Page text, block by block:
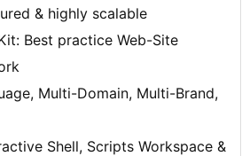
& highly scalable
Best practice Web-Site
Multi-Domain, Multi-Brand,
Shell, Scripts Workspace &